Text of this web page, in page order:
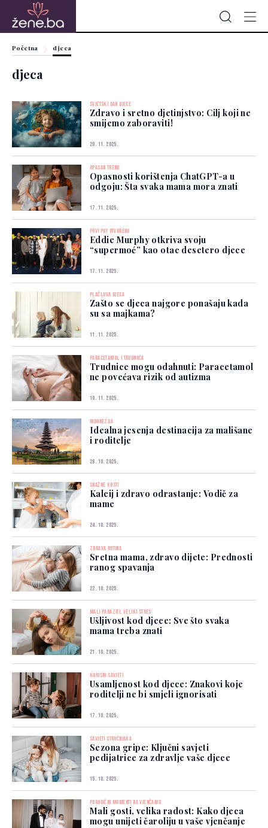
Početna djeca
djeca
SVJETSKI DAN DJECE
Zdravo i sretno djetinjstvo: Cilj koji ne
smijemo zaboraviti!
20. 11. 2025.
OPASAN TREND
Opasnosti korištenja ChatGPT-a u
odgoju: Šta svaka mama mora znati
17. 11. 2025.
PRVI PUT OTVORENO
Eddie Murphy otkriva svoju
“supermoć” kao otac desetero djece
17. 11. 2025.
PLAČLJIVA DJECA
Zašto se djeca najgore ponašaju kada
su sa majkama?
11. 11. 2025.
PARACETAMOL I TRUDNOĆA
Trudnice mogu odahnuti: Paracetamol
ne povećava rizik od autizma
10. 11. 2025.
INDONEZIJA
Idealna jesenja destinacija za mališane
i roditelje
28. 10. 2025.
SNAŽNE KOSTI
Kalcij i zdravo odrastanje: Vodič za
mame
24. 10. 2025.
ZDRAVA RUTINA
Sretna mama, zdravo dijete: Prednosti
ranog spavanja
22. 10. 2025.
MALI PARAZITI, VELIKI STRES
Ušljivost kod djece: Sve što svaka
mama treba znati
21. 10. 2025.
KORISNI SAVJETI
Usamljenost kod djece: Znakovi koje
roditelji ne bi smjeli ignorisati
17. 10. 2025.
SAVJETI STRUČNJAKA
Sezona gripe: Ključni savjeti
pedijatrice za zdravlje vaše djece
15. 10. 2025.
PORODIČNI MOMENTI NA VJENČANJU
Mali gosti, velika radost: Kako djeca
mogu unijeti čaroliju u vaše vjenčanje